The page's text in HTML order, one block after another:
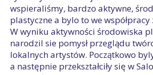
wspieraliśmy, bardzo aktywne,
plastyczne a bylo to we współpracy
W wyniku aktywności środowiska
narodzil sie pomysł przeglądu
lokalnych artystów. Początkowo
a następnie przekształciły się w